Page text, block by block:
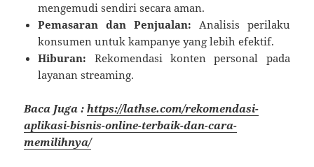
mengemudi sendiri secara aman.
Pemasaran dan Penjualan: Analisis perilaku
konsumen untuk kampanye yang lebih efektif.
Hiburan: Rekomendasi konten personal pada
layanan streaming.
Baca Juga :https://lathse.com/rekomendasi-
aplikasi-bisnis-online-terbaik-dan-cara-
memilihnya/